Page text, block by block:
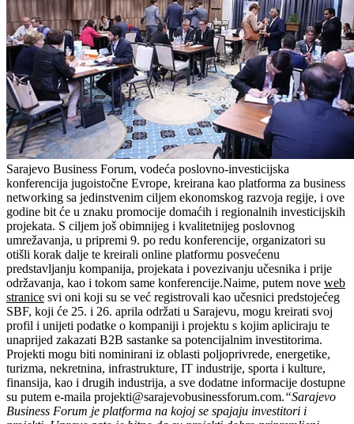
Sarajevo Business Forum, vodeća poslovno-investicijska
konferencija jugoistočne Evrope, kreirana kao platforma za business
networking sa jedinstvenim ciljem ekonomskog razvoja regije, i ove
godine bit će u znaku promocije domaćih i regionalnih investicijskih
projekata. S ciljem još obimnijeg i kvalitetnijeg poslovnog
umrežavanja, u pripremi 9. po redu konferencije, organizatori su
otišli korak dalje te kreirali online platformu posvećenu
predstavljanju kompanija, projekata i povezivanju učesnika i prije
održavanja, kao i tokom same konferencije.Naime, putem nove web
stranice svi oni koji su se već registrovali kao učesnici predstojećeg
SBF, koji će 25. i 26. aprila održati u Sarajevu, mogu kreirati svoj
profil i unijeti podatke o kompaniji i projektu s kojim apliciraju te
unaprijed zakazati B2B sastanke sa potencijalnim investitorima.
Projekti mogu biti nominirani iz oblasti poljoprivrede, energetike,
turizma, nekretnina, infrastrukture, IT industrije, sporta i kulture,
finansija, kao i drugih industrija, a sve dodatne informacije dostupne
su putem e-maila projekti@sarajevobusinessforum.com.“Sarajevo
Business Forum je platforma na kojoj se spajaju investitori i